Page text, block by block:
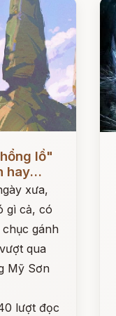
lồ"
hay...
xưa,
gì cả, có
gánh
qua
Mỹ Sơn
lượt đọc